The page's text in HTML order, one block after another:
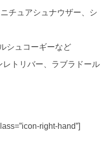
チュアシュナウザー、シ
シュコーギーなど
トリバー、ラブラドール
right-hand”]